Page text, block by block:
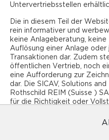
die für Verwaltungs-,
sowie Logistikanlagen, die
mit neuen
Handel fördern. Dazu
Zustellung auf der letzten
Betreiberimmobilien wie
Studentenwohnheime,
und Vermögenswerte im
und Gesundheit usw.
Der Teilfonds zielt darauf
Untervertriebsstellen
Die in diesem Teil der
rein informativer und
keine Anlageberatung,
Auflösung einer Anlage oder
Transaktionen dar. Zudem
öffentlichen Vertrieb, noch
eine Aufforderung zur
dar. Die SICAV, Solutions
Rothschild REIM (Suisse )
für die Richtigkeit oder
ab, die sich aus der